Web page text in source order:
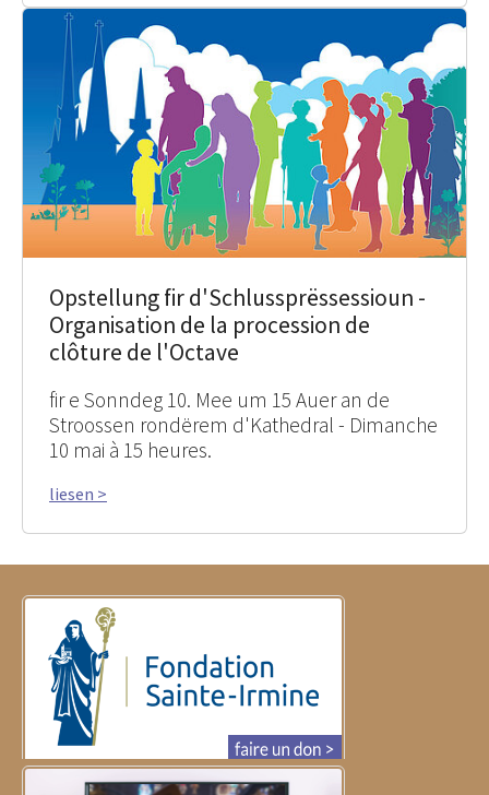
Opstellung fir d'Schlussprëssessioun -
Organisation de la procession de
clôture de l'Octave
fir e Sonndeg 10. Mee um 15 Auer an de
Stroossen rondërem d'Kathedral - Dimanche
10 mai à 15 heures.
liesen >